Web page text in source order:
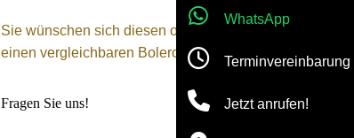
Sie wünschen sich diesen oder
einen vergleichbaren Bolero?
Fragen Sie uns!
WhatsApp
Terminvereinbarung
Jetzt anrufen!